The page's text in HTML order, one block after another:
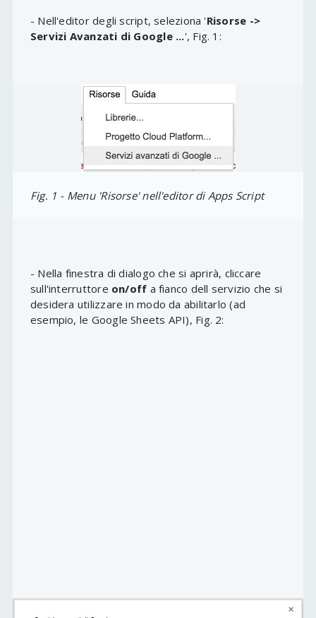
- Nell'editor degli script, seleziona 'Risorse ->
Servizi Avanzati di Google ...', Fig. 1:
Fig. 1 - Menu 'Risorse' nell'editor di Apps Script
- Nella finestra di dialogo che si aprirà, cliccare
sull'interruttore on/off a fianco dell servizio che si
desidera utilizzare in modo da abilitarlo (ad
esempio, le Google Sheets API), Fig. 2: